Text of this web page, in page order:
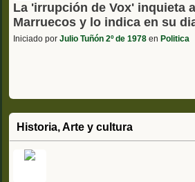
La 'irrupción de Vox' inquieta
Marruecos y lo indica en su
Iniciado por Julio Tuñón 2º de 1978 en Politica
Historia, Arte y cultura